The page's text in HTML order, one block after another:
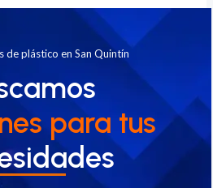
de plástico en San Quintín
para tus